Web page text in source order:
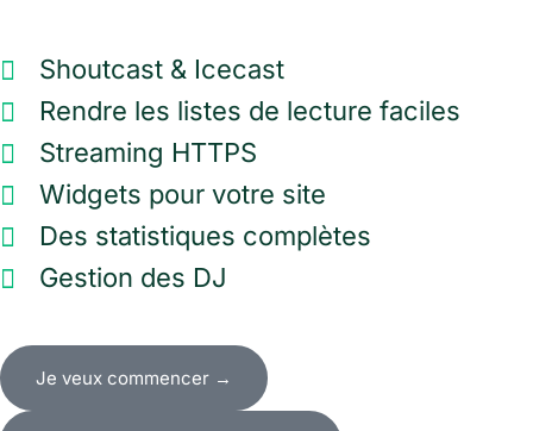
Shoutcast & Icecast
Rendre les listes de lecture faciles
Streaming HTTPS
Widgets pour votre site
Des statistiques complètes
Gestion des DJ
Je veux commencer →